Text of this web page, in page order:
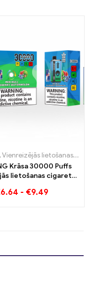
Nīderlande,
, Vienreizējās
Luksemburga,Vienreizējās
,Vienreizējās
,Vienreizējās lietošanas e-cigaretes Lietuva
Krāsa 30000 Puffs
lietošanas cigarete
Bubble Gum Sweet
6.64 - €9.49